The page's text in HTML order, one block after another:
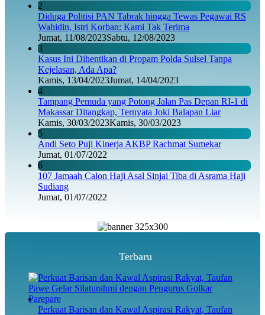
2
Diduga Politisi PAN Tabrak hingga Tewas Pegawai RS
Wahidin, Istri Korban: Kami Tak Terima
Jumat, 11/08/2023Sabtu, 12/08/2023
3
Kasus Ini Dihentikan di Propam Polda Sulsel Tanpa
Kejelasan, Ada Apa?
Kamis, 13/04/2023Jumat, 14/04/2023
4
Tampang Pemuda yang Potong Jalan Pas Depan RI-1 di
Makassar Ditangkap, Ternyata Joki Balapan Liar
Kamis, 30/03/2023Kamis, 30/03/2023
5
Andi Seto Puji Kinerja AKBP Rachmat Sumekar
Jumat, 01/07/2022
6
107 Jamaah Calon Haji Asal Sinjai Tiba di Asrama Haji
Sudiang
Jumat, 01/07/2022
Terbaru
Perkuat Barisan dan Kawal Aspirasi Rakyat, Taufan